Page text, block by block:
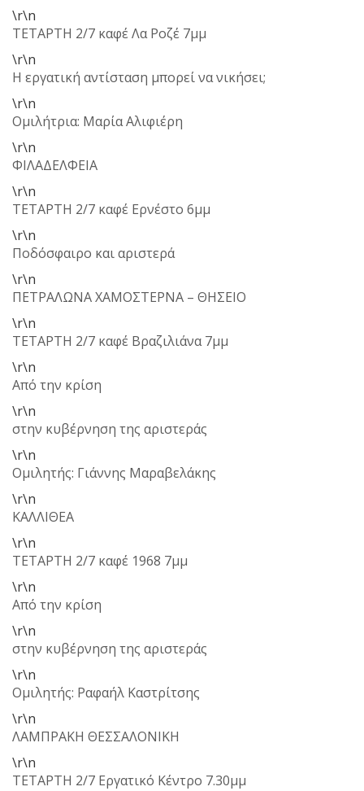
\r\n
ΤΕΤΑΡΤΗ 2/7 καφέ Λα Ροζέ 7μμ
\r\n
Η εργατική αντίσταση μπορεί να νικήσει;
\r\n
Ομιλήτρια: Μαρία Αλιφιέρη
\r\n
ΦΙΛΑΔΕΛΦΕΙΑ
\r\n
ΤΕΤΑΡΤΗ 2/7 καφέ Ερνέστο 6μμ
\r\n
Ποδόσφαιρο και αριστερά
\r\n
ΠΕΤΡΑΛΩΝΑ ΧΑΜΟΣΤΕΡΝΑ – ΘΗΣΕΙΟ
\r\n
ΤΕΤΑΡΤΗ 2/7 καφέ Βραζιλιάνα 7μμ
\r\n
Από την κρίση
\r\n
στην κυβέρνηση της αριστεράς
\r\n
Ομιλητής: Γιάννης Μαραβελάκης
\r\n
ΚΑΛΛΙΘΕΑ
\r\n
ΤΕΤΑΡΤΗ 2/7 καφέ 1968 7μμ
\r\n
Από την κρίση
\r\n
στην κυβέρνηση της αριστεράς
\r\n
Ομιλητής: Ραφαήλ Καστρίτσης
\r\n
ΛΑΜΠΡΑΚΗ ΘΕΣΣΑΛΟΝΙΚΗ
\r\n
ΤΕΤΑΡΤΗ 2/7 Εργατικό Κέντρο 7.30μμ